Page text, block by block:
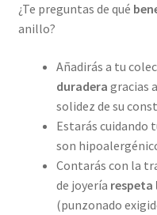
¿Te preguntas de qué
anillo?
Añadirás a tu
duradera gracias
solidez de su
Estarás cuidando
son
Contarás con la
de joyería
(punzonado